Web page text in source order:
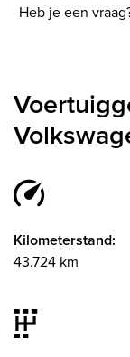
Heb je een
Kilometerstand:
43.724 km